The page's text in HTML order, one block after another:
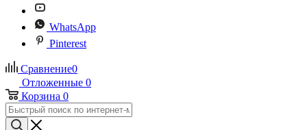
WhatsApp
Pinterest
Сравнение0
Отложенные 0
Корзина 0